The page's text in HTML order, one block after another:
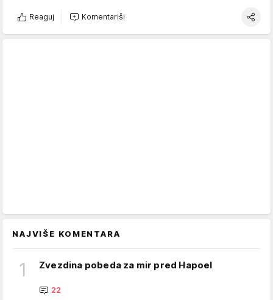
Reaguj Komentariši
NAJVIŠE KOMENTARA
1 Zvezdina pobeda za mir pred Hapoel
22